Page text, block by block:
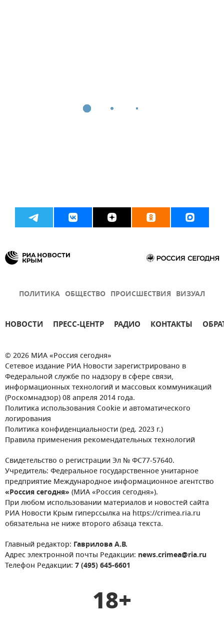
ПОЛИТИКА ОБЩЕСТВО ПРОИСШЕСТВИЯ ВИЗУАЛ
НОВОСТИ ПРЕСС-ЦЕНТР РАДИО КОНТАКТЫ
© 2026 МИА «Россия сегодня»
Сетевое издание РИА Новости зарегистрировано в
Федеральной службе по надзору в сфере связи,
информационных технологий и массовых коммуникаций
(Роскомнадзор) 08 апреля 2014 года.
Политика использования Cookie и автоматического
логирования
Политика конфиденциальности (ред. 2023 г.)
Правила применения рекомендательных технологий
Свидетельство о регистрации Эл № ФС77-57640.
Учредитель: Федеральное государственное унитарное
предприятие Международное информационное агентство
«Россия сегодня» (МИА «Россия сегодня»).
При любом использовании материалов и новостей сайта
РИА Новости Крым гиперссылка на https://crimea.ria.ru
обязательна не ниже второго абзаца текста.
Главный редактор: Гаврилова А.В.
Адрес электронной почты Редакции: news.crimea@ria.ru
Телефон Редакции: 7 (495) 645-6601
18+